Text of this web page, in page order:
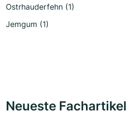
Ostrhauderfehn (1)
Jemgum (1)
Neueste Fachartikel